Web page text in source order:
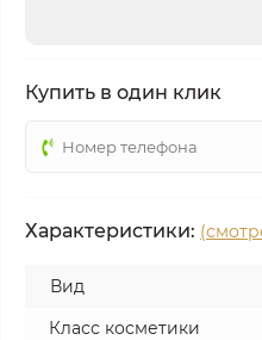
Купить в один клик
Характеристики:
Вид
Класс косметики